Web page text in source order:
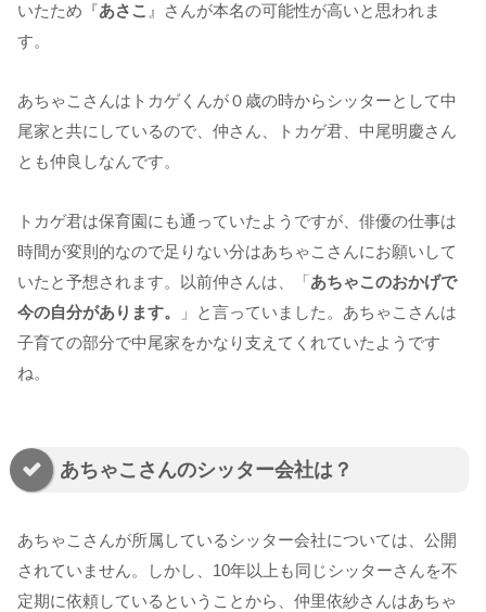
いたため『あさこ 』さんが本名の可能性が高いと思われま
す。
あちゃこさんはトカゲくんが０歳の時からシッターとして中
尾家と共にしているので、仲さん、トカゲ君、中尾明慶さん
とも仲良しなんです。
トカゲ君は保育園にも通っていたようですが、俳優の仕事は
時間が変則的なので足りない分はあちゃこさんにお願いして
いたと予想されます。以前仲さんは、「あちゃこのおかげで
今の自分があります。
」と言っていました。あちゃこさんは
子育ての部分で中尾家をかなり支えてくれていたようです
ね。
あちゃこさんのシッター会社は？
あちゃこさんが所属しているシッター会社については、公開
されていません。しかし、10年以上も同じシッターさんを不
定期に依頼しているということから、仲里依紗さんはあちゃ